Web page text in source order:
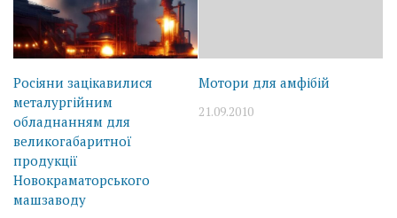
Росіяни зацікавилися
металургійним
обладнанням для
великогабаритної
продукції
Новокраматорського
машзаводу
Мотори для амфібій
21.09.2010